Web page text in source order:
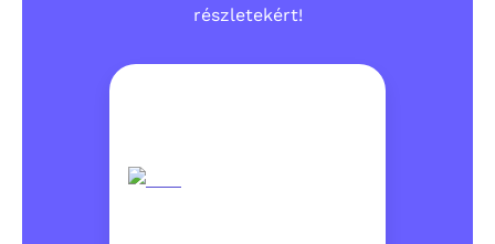
részletekért!